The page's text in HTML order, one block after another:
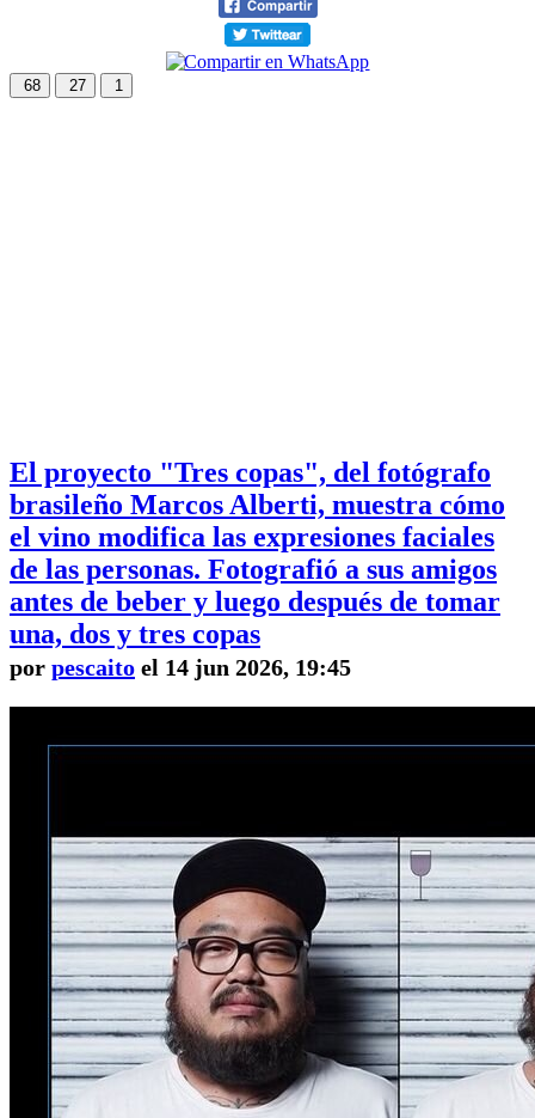
68 27 1
El proyecto "Tres copas", del fotógrafo
brasileño Marcos Alberti, muestra cómo
el vino modifica las expresiones faciales
de las personas. Fotografió a sus amigos
antes de beber y luego después de tomar
una, dos y tres copas
por pescaito el 14 jun 2026, 19:45